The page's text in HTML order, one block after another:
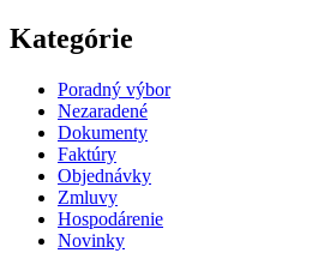
Kategórie
Poradný výbor
Nezaradené
Dokumenty
Faktúry
Objednávky
Zmluvy
Hospodárenie
Novinky